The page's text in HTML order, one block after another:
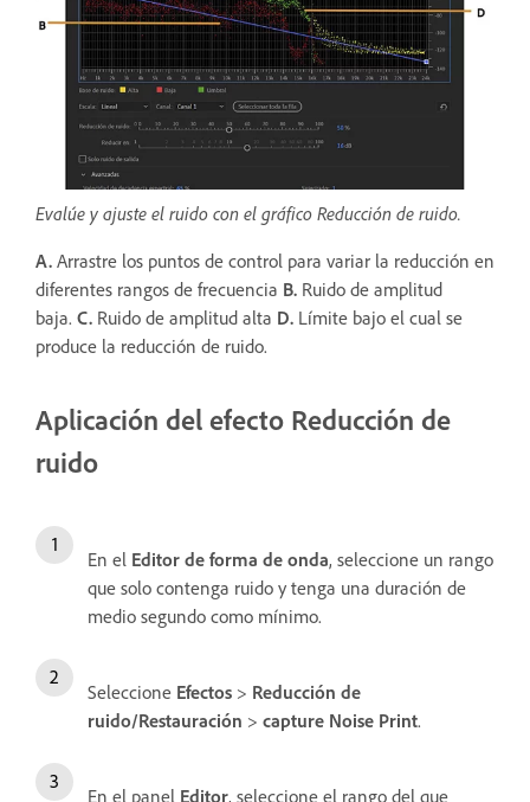
Evalúe y ajuste el ruido con el gráfico Reducción de ruido.
A. Arrastre los puntos de control para variar la reducción en
diferentes rangos de frecuencia B. Ruido de amplitud
baja. C. Ruido de amplitud alta D. Límite bajo el cual se
produce la reducción de ruido.
Aplicación del efecto Reducción de
ruido
En el Editor de forma de onda, seleccione un rango
que solo contenga ruido y tenga una duración de
medio segundo como mínimo.
Seleccione Efectos > Reducción de
ruido/Restauración > capture Noise Print.
En el panel Editor, seleccione el rango del que